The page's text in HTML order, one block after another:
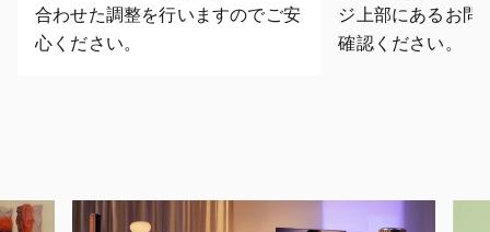
合わせた調整を行いますのでご安
心ください。
ジ上部にあるお問
確認ください。